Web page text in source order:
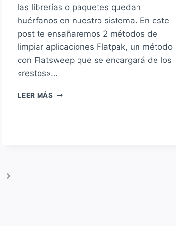
las librerías o paquetes quedan
huérfanos en nuestro sistema. En este
post te ensañaremos 2 métodos de
limpiar aplicaciones Flatpak, un método
con Flatsweep que se encargará de los
«restos»…
LEER MÁS LIMPIANDO
Siguiente